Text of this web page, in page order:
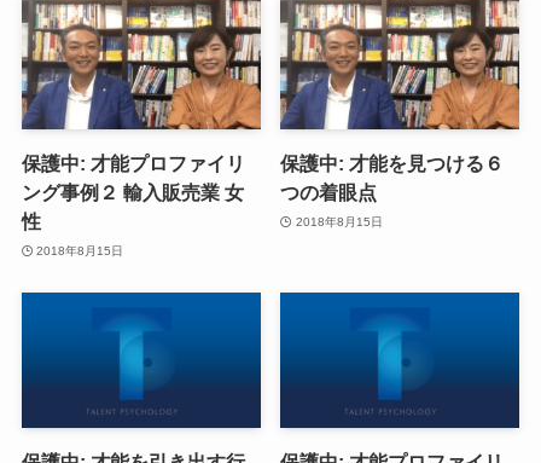
保護中: 才能プロファイリ
ング事例２ 輸入販売業 女
性
2018年8月15日
保護中: 才能を見つける６
つの着眼点
2018年8月15日